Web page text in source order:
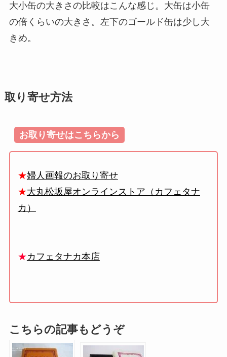
大小缶の大きさの比較はこんな感じ。大缶は小缶
の倍くらいの大きさ。左下のゴールド缶は少し大
きめ。
取り寄せ方法
お取り寄せはこちらから
★婦人画報のお取り寄せ
★大丸松坂屋オンラインストア（カフェタナ
カ）
★カフェタナカ本店
こちらの記事もどうぞ